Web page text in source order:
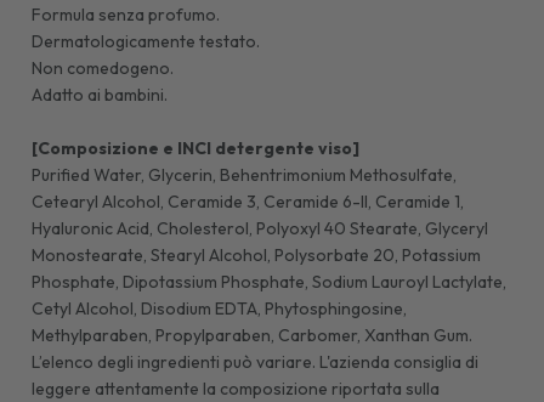
Formula senza profumo.
Dermatologicamente testato.
Non comedogeno.
Adatto ai bambini.
[Composizione e INCI detergente viso]
Purified Water, Glycerin, Behentrimonium Methosulfate,
Cetearyl Alcohol, Ceramide 3, Ceramide 6-II, Ceramide 1,
Hyaluronic Acid, Cholesterol, Polyoxyl 40 Stearate, Glyceryl
Monostearate, Stearyl Alcohol, Polysorbate 20, Potassium
Phosphate, Dipotassium Phosphate, Sodium Lauroyl Lactylate,
Cetyl Alcohol, Disodium EDTA, Phytosphingosine,
Methylparaben, Propylparaben, Carbomer, Xanthan Gum.
L’elenco degli ingredienti può variare. L'azienda consiglia di
leggere attentamente la composizione riportata sulla